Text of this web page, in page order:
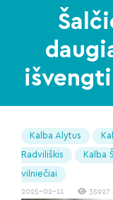
Kalba Alytus
Radviliškis Kalba
vilniečiai
2025-02-11 35927